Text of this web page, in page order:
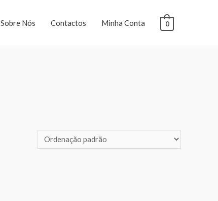
Sobre Nós Contactos Minha Conta 0